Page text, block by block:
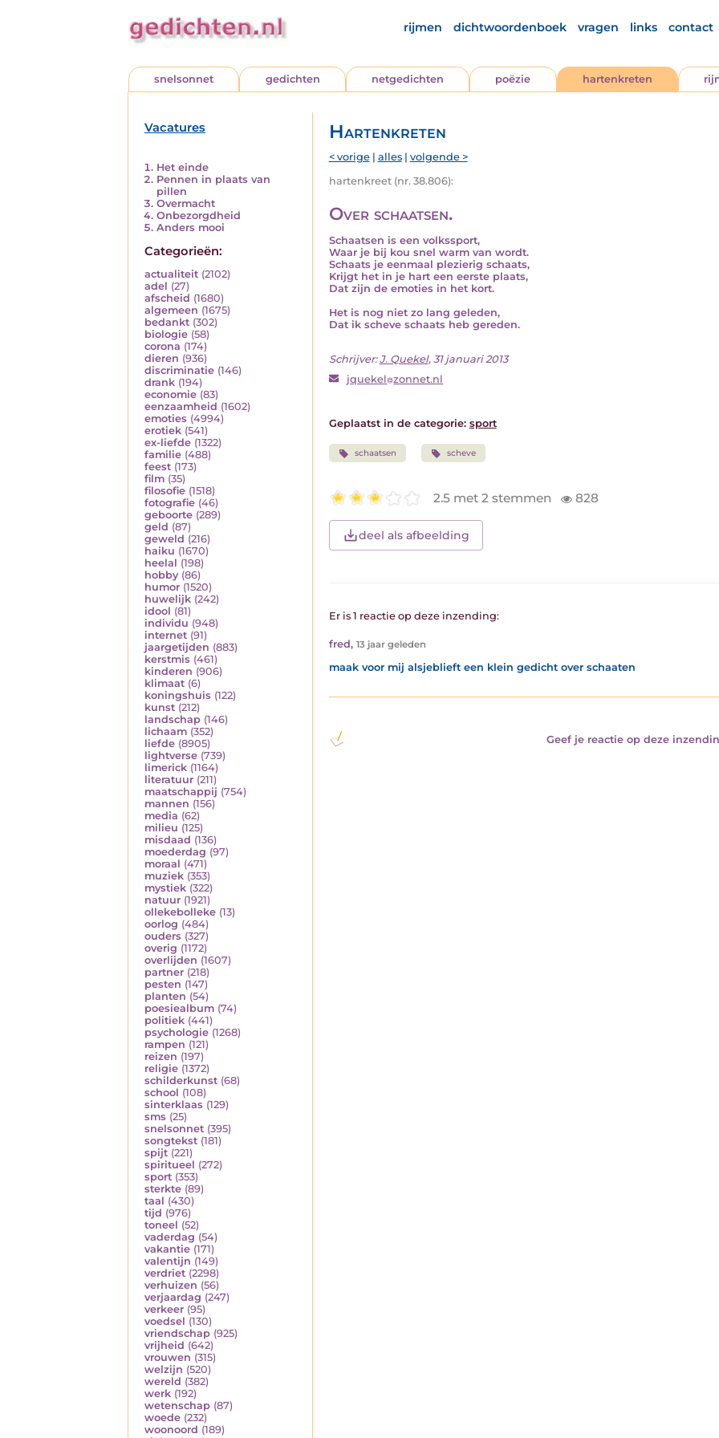
rijmen dichtwoordenboek vragen links contact
snelsonnet gedichten netgedichten poëzie hartenkreten
Vacatures
Het einde
Pennen in plaats van
pillen
Overmacht
Onbezorgdheid
Anders mooi
Categorieën:
actualiteit (2102)
adel (27)
afscheid (1680)
algemeen (1675)
bedankt (302)
biologie (58)
corona (174)
dieren (936)
discriminatie (146)
drank (194)
economie (83)
eenzaamheid (1602)
emoties (4994)
erotiek (541)
ex-liefde (1322)
familie (488)
feest (173)
film (35)
filosofie (1518)
fotografie (46)
geboorte (289)
geld (87)
geweld (216)
haiku (1670)
heelal (198)
hobby (86)
humor (1520)
huwelijk (242)
idool (81)
individu (948)
internet (91)
jaargetijden (883)
kerstmis (461)
kinderen (906)
klimaat (6)
koningshuis (122)
kunst (212)
landschap (146)
lichaam (352)
liefde (8905)
lightverse (739)
limerick (1164)
literatuur (211)
maatschappij (754)
mannen (156)
media (62)
milieu (125)
misdaad (136)
moederdag (97)
moraal (471)
muziek (353)
mystiek (322)
natuur (1921)
ollekebolleke (13)
oorlog (484)
ouders (327)
overig (1172)
overlijden (1607)
partner (218)
pesten (147)
planten (54)
poesiealbum (74)
politiek (441)
psychologie (1268)
rampen (121)
reizen (197)
religie (1372)
schilderkunst (68)
school (108)
sinterklaas (129)
sms (25)
snelsonnet (395)
songtekst (181)
spijt (221)
spiritueel (272)
sport (353)
sterkte (89)
taal (430)
tijd (976)
toneel (52)
vaderdag (54)
vakantie (171)
valentijn (149)
verdriet (2298)
verhuizen (56)
verjaardag (247)
verkeer (95)
voedsel (130)
vriendschap (925)
vrijheid (642)
vrouwen (315)
welzijn (520)
wereld (382)
werk (192)
wetenschap (87)
woede (232)
woonoord (189)
Hartenkreten
< vorige| alles| volgende >
hartenkreet (nr. 38.806):
Over schaatsen.
Schaatsen is een volkssport,
Waar je bij kou snel warm van wordt.
Schaats je eenmaal plezierig schaats,
Krijgt het in je hart een eerste plaats,
Dat zijn de emoties in het kort.
Het is nog niet zo lang geleden,
Dat ik scheve schaats heb gereden.
Schrijver:J. Quekel, 31 januari 2013
jquekel zonnet.nl
Geplaatst in de categorie: sport
schaatsen scheve
2.5 met 2 stemmen 828
deel als afbeelding
Er is 1 reactie op deze inzending:
fred, 13 jaar geleden
maak voor mij alsjeblieft een klein gedicht over schaaten
Geef je reactie op deze